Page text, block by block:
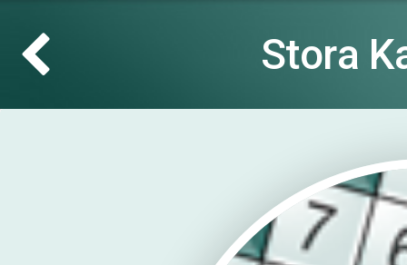
Stora